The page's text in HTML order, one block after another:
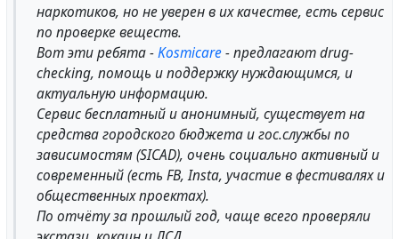
наркотиков, но не уверен в их качестве, есть сервис
по проверке веществ.
Вот эти ребята -Kosmicare- предлагают drug-
checking, помощь и поддержку нуждающимся, и
актуальную информацию.
Сервис бесплатный и анонимный, существует на
средства городского бюджета и гос.службы по
зависимостям (SICAD), очень социально активный и
современный (есть FB, Insta, участие в фестивалях и
общественных проектах).
По отчёту за прошлый год, чаще всего проверяли